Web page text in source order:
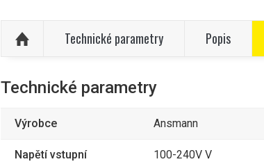
Technické parametry Popis
Technické parametry
Výrobce Ansmann
Napětí vstupní 100-240V V